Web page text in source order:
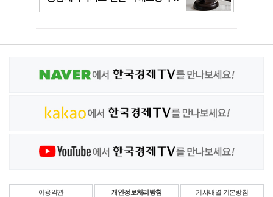
이용약관 개인정보처리방침 기사배열 기본방침